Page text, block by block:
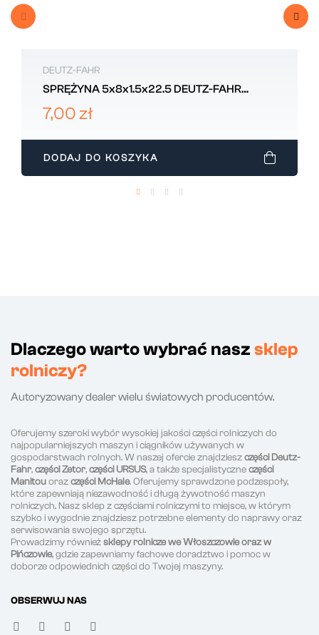
DEUTZ-FAHR
SPRĘŻYNA 5x8x1.5x22.5 DEUTZ-FAHR
2.4019.670.1
7,00 zł
DODAJ DO KOSZYKA
Dlaczego warto wybrać nasz sklep
rolniczy?
Autoryzowany dealer wielu światowych producentów.
Oferujemy szeroki wybór wysokiej jakości części rolniczych do
najpopularniejszych maszyn i ciągników używanych w
gospodarstwach rolnych. W naszej ofercie znajdzieszczęści Deutz-
Fahr,części Zetor,części URSUS, a także specjalistyczneczęści
Manitouorazczęści McHale. Oferujemy sprawdzone podzespoły,
które zapewniają niezawodność i długą żywotność maszyn
rolniczych. Nasz sklep z częściami rolniczymi to miejsce, w którym
szybko i wygodnie znajdziesz potrzebne elementy do naprawy oraz
serwisowania swojego sprzętu.
Prowadzimy równieżsklepy rolnicze we Włoszczowie oraz w
Pińczowie, gdzie zapewniamy fachowe doradztwo i pomoc w
doborze odpowiednich części do Twojej maszyny.
OBSERWUJ NAS